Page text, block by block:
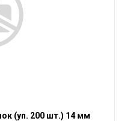
(уп. 200 шт.) 14 мм